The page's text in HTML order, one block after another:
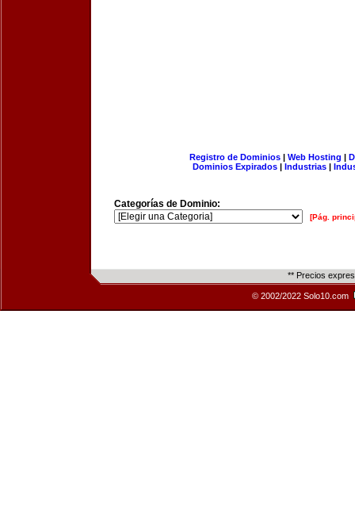
Registro de Dominios| Web Hosting |
Dominios Expirados | Industrias |
Categorías de Dominio:
[Pág.
** Precios
© 2002/2022 Solo10.com